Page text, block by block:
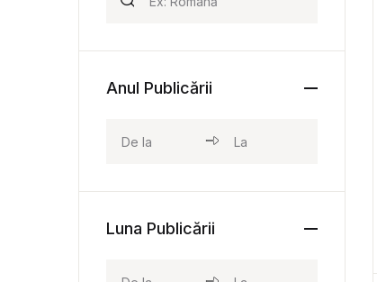
Anul Publicării
Luna Publicării